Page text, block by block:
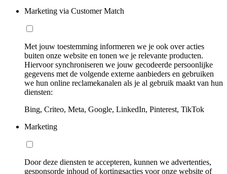
Marketing via Customer Match
Met jouw toestemming informeren we je ook over acties
buiten onze website en tonen we je relevante producten.
Hiervoor synchroniseren we jouw gecodeerde persoonlijke
gegevens met de volgende externe aanbieders en gebruiken
we hun online reclamekanalen als je al gebruik maakt van hun
diensten:
Bing, Criteo, Meta, Google, LinkedIn, Pinterest, TikTok
Marketing
Door deze diensten te accepteren, kunnen we advertenties,
gesponsorde inhoud of kortingsacties voor onze website of